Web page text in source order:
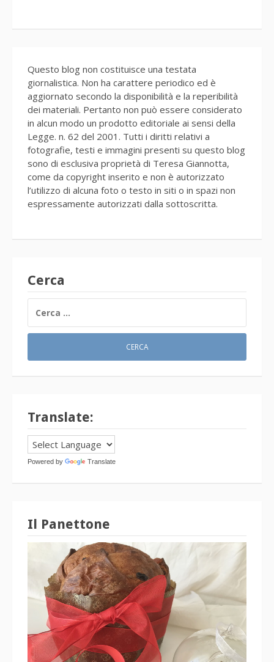
Questo blog non costituisce una testata
giornalistica. Non ha carattere periodico ed è
aggiornato secondo la disponibilità e la reperibilità
dei materiali. Pertanto non può essere considerato
in alcun modo un prodotto editoriale ai sensi della
Legge. n. 62 del 2001. Tutti i diritti relativi a
fotografie, testi e immagini presenti su questo blog
sono di esclusiva proprietà di Teresa Giannotta,
come da copyright inserito e non è autorizzato
l’utilizzo di alcuna foto o testo in siti o in spazi non
espressamente autorizzati dalla sottoscritta.
Cerca
PER:
Translate:
Powered by Translate
Il Panettone